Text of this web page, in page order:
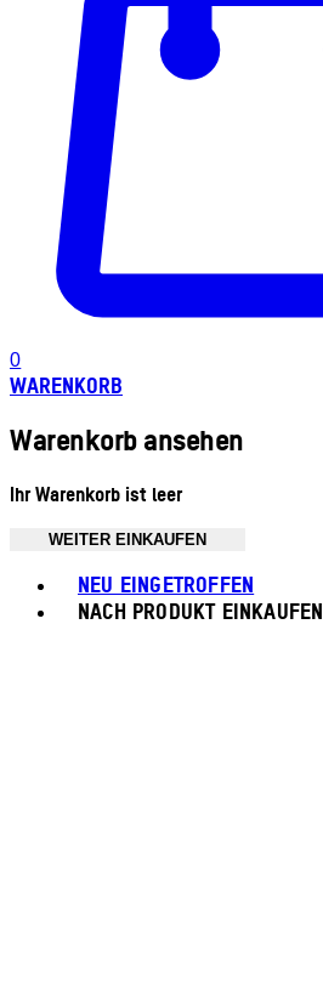
0
WARENKORB
Warenkorb ansehen
Ihr Warenkorb ist leer
WEITER EINKAUFEN
NEU EINGETROFFEN
NACH PRODUKT EINKAUFEN